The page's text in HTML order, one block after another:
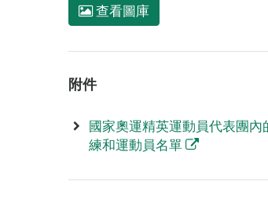
查看圖庫
附件
國家奧運精英運動員代表團
練和運動員名單